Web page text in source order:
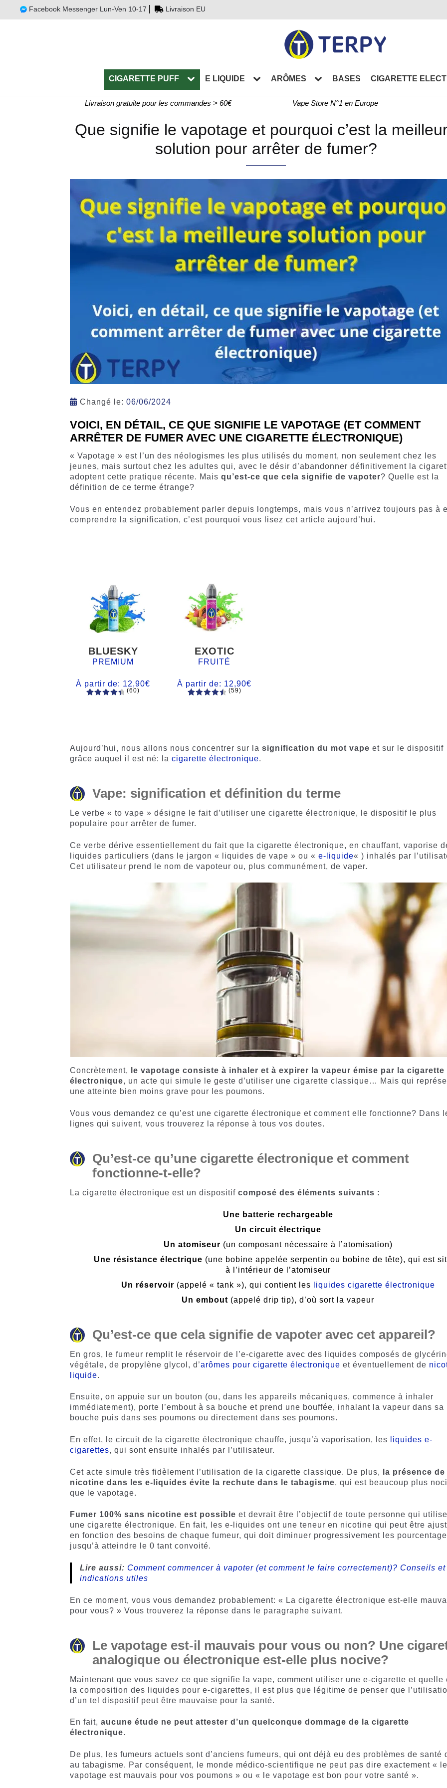
Facebook Messenger Lun-Ven 10-17 Livraison EU
CIGARETTE PUFF E LIQUIDE ARÔMES BASES CIGARETTE
Livraison gratuite pour les commandes > 60€ Vape Store N°1 en Europe
Que signifie le vapotage et pourquoi c’est la
solution pour arrêter de fumer?
Changé le: 06/06/2024
VOICI, EN DÉTAIL, CE QUE SIGNIFIE LE VAPOTAGE (ET COMMENT
ARRÊTER DE FUMER AVEC UNE CIGARETTE ÉLECTRONIQUE)
« Vapotage » est l’un des néologismes les plus utilisés du moment, non seulement chez les
jeunes, mais surtout chez les adultes qui, avec le désir d’abandonner définitivement la
adoptent cette pratique récente. Maisqu’est-ce que cela signifie de vapoter? Quelle est la
définition de ce terme étrange?
Vous en entendez probablement parler depuis longtemps, mais vous n’arrivez toujours pas à
comprendre la signification, c’est pourquoi vous lisez cet article aujourd’hui.
BLUESKY
PREMIUM
À partir de: 12,90€
notations
client
(60)
EXOTIC
FRUITÉ
À partir de: 12,90€
client
(59)
Aujourd’hui, nous allons nous concentrer sur lasignification du mot vape et sur le dispositif
grâce auquel il est né: lacigarette électronique.
Vape: signification et définition du terme
Le verbe « to vape » désigne le fait d’utiliser une cigarette électronique, le dispositif le plus
populaire pour arrêter de fumer.
Ce verbe dérive essentiellement du fait que la cigarette électronique, en chauffant, vaporise
liquides particuliers (dans le jargon « liquides de vape » ou «e-liquide« ) inhalés par
Cet utilisateur prend le nom de vapoteur ou, plus communément, de vaper.
Concrètement, le vapotage consiste à inhaler et à expirer la vapeur émise par la cigarette
électronique, un acte qui simule le geste d’utiliser une cigarette classique… Mais qui
une atteinte bien moins grave pour les poumons.
Vous vous demandez ce qu’est une cigarette électronique et comment elle fonctionne? Dans
lignes qui suivent, vous trouverez la réponse à tous vos doutes.
Qu’est-ce qu’une cigarette électronique et comment
fonctionne-t-elle?
La cigarette électronique est un dispositifcomposé des éléments suivants :
Une batterie rechargeable
Un circuit électrique
Un atomiseur (un composant nécessaire à l’atomisation)
Une résistance électrique (une bobine appelée serpentin ou bobine de tête), qui est
à l’intérieur de l’atomiseur
Un réservoir (appelé « tank »), qui contient les
liquides cigarette électronique
Un embout (appelé drip tip), d’où sort la vapeur
Qu’est-ce que cela signifie de vapoter avec cet appareil?
En gros, le fumeur remplit le réservoir de l’e-cigarette avec des liquides composés de
végétale, de propylène glycol, d’arômes pour cigarette électronique et éventuellement de
liquide.
Ensuite, on appuie sur un bouton (ou, dans les appareils mécaniques, commence à inhaler
immédiatement), porte l’embout à sa bouche et prend une bouffée, inhalant la vapeur dans sa
bouche puis dans ses poumons ou directement dans ses poumons.
En effet, le circuit de la cigarette électronique chauffe, jusqu’à vaporisation, les
liquides e-
cigarettes, qui sont ensuite inhalés par l’utilisateur.
Cet acte simule très fidèlement l’utilisation de la cigarette classique. De plus,
la présence de
nicotine dans les e-liquides évite la rechute dans le tabagisme, qui est beaucoup plus
que le vapotage.
Fumer 100% sans nicotine est possible et devrait être l’objectif de toute personne qui
une cigarette électronique. En fait, les e-liquides ont une teneur en nicotine qui peut être
en fonction des besoins de chaque fumeur, qui doit diminuer progressivement les
jusqu’à atteindre le 0 tant convoité.
Lire aussi: Comment commencer à vapoter (et comment le faire correctement)? Conseils et
indications utiles
En ce moment, vous vous demandez probablement: « La cigarette électronique est-elle
pour vous? » Vous trouverez la réponse dans le paragraphe suivant.
Le vapotage est-il mauvais pour vous ou non? Une
analogique ou électronique est-elle plus nocive?
Maintenant que vous savez ce que signifie la vape, comment utiliser une e-cigarette et quelle
la composition des liquides pour e-cigarettes, il est plus que légitime de penser que
d’un tel dispositif peut être mauvaise pour la santé.
En fait,aucune étude ne peut attester d’un quelconque dommage de la cigarette
électronique.
De plus, les fumeurs actuels sont d’anciens fumeurs, qui ont déjà eu des problèmes de santé
au tabagisme. Par conséquent, le monde médico-scientifique ne peut pas dire exactement «
vapotage est mauvais pour vos poumons » ou « le vapotage est bon pour votre santé ».